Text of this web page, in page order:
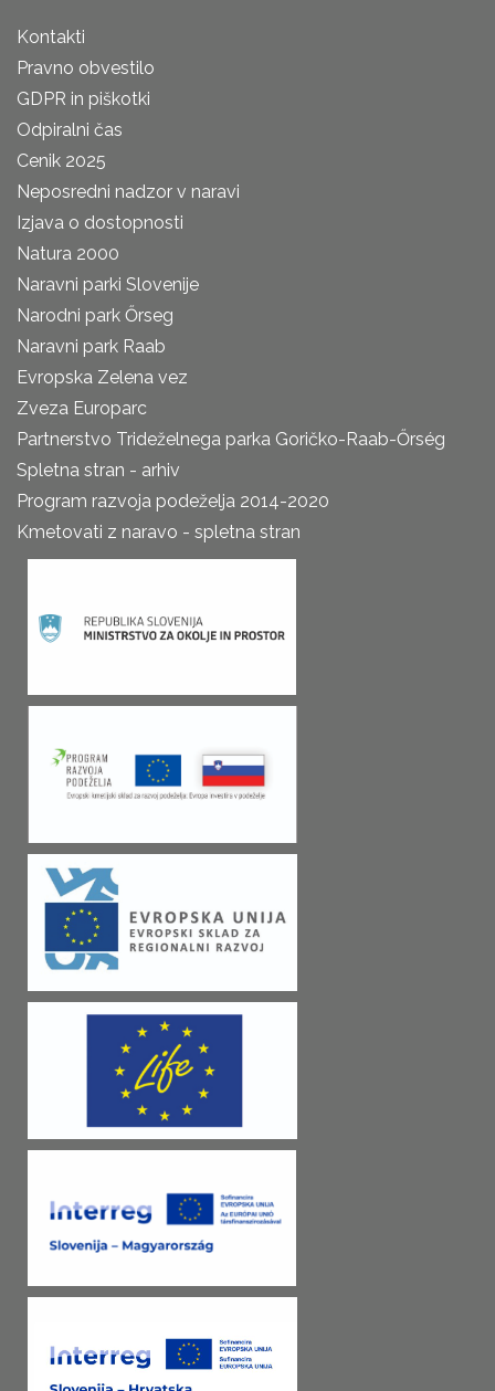
Kontakti
Pravno obvestilo
GDPR in piškotki
Odpiralni čas
Cenik 2025
Neposredni nadzor v naravi
Izjava o dostopnosti
Natura 2000
Naravni parki Slovenije
Narodni park Őrseg
Naravni park Raab
Evropska Zelena vez
Zveza Europarc
Partnerstvo Trideželnega parka Goričko-Raab-Őrség
Spletna stran - arhiv
Program razvoja podeželja 2014-2020
Kmetovati z naravo - spletna stran